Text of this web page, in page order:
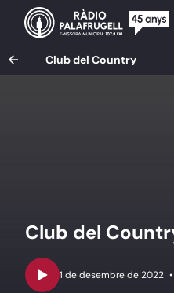
Club del Country
Club del
•